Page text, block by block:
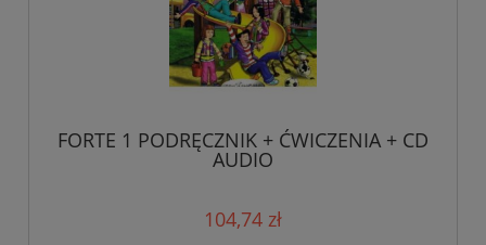
FORTE 1 PODRĘCZNIK + ĆWICZENIA + CD
AUDIO
104,74 zł